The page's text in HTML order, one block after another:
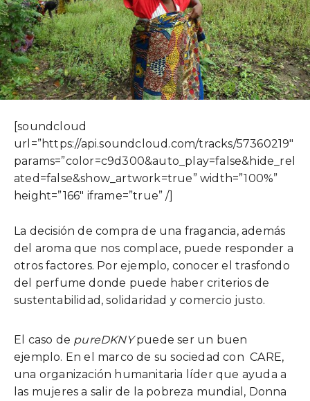
[soundcloud
url=”https://api.soundcloud.com/tracks/57360219″
params=”color=c9d300&auto_play=false&hide_rel
ated=false&show_artwork=true” width=”100%”
height=”166″ iframe=”true” /]
La decisión de compra de una fragancia, además
del aroma que nos complace, puede responder a
otros factores. Por ejemplo, conocer el trasfondo
del perfume donde puede haber criterios de
sustentabilidad, solidaridad y comercio justo.
El caso de pureDKNYpuede ser un buen
ejemplo. En el marco de su sociedad con CARE,
una organización humanitaria líder que ayuda a
las mujeres a salir de la pobreza mundial, Donna